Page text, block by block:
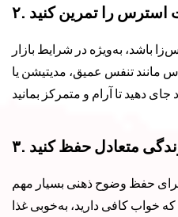
استرس را تمرین کنید
باشد، به‌ویژه در شرایط بازار
مانند تنفس عمیق، مدیتیشن یا
متعادل حفظ کنید
حفظ وضوح ذهنی بسیار مهم
خواب کافی دارید، به‌خوبی غذا